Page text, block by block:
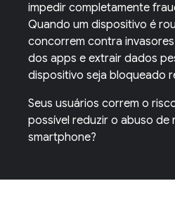
impedir completamente
Quando um dispositivo é
concorrem contra
dos apps e extrair dados
dispositivo seja bloqueado
Seus usuários correm o
possível reduzir o abuso de
smartphone?